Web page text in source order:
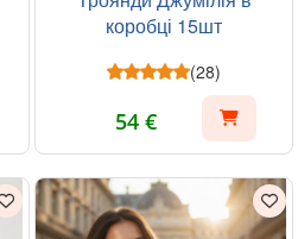
коробці 15шт
(28)
54 €